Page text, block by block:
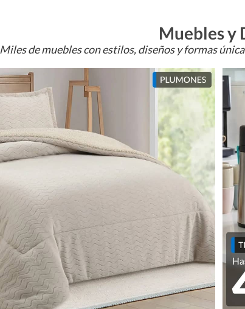
Muebles y
Miles de muebles con estilos, diseños y formas